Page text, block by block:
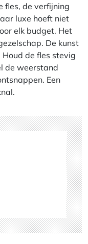
fles, de verfijning
luxe hoeft niet
elk budget. Het
De kunst
de fles stevig
de weerstand
Een